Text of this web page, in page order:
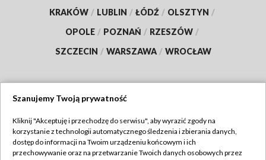
KRAKÓW / LUBLIN / ŁÓDŹ / OLSZTYN /
OPOLE / POZNAŃ / RZESZÓW /
SZCZECIN / WARSZAWA / WROCŁAW
TVP
Abonament TVP
Regulamin TVP
Szanujemy Twoją prywatność
Kliknij "Akceptuję i przechodzę do serwisu", aby wyrazić zgody na
korzystanie z technologii automatycznego śledzenia i zbierania danych,
dostęp do informacji na Twoim urządzeniu końcowym i ich
przechowywanie oraz na przetwarzanie Twoich danych osobowych przez